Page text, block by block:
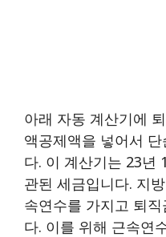
아래 자동 계산기에
액공제액을 넣어서
다. 이 계산기는 23년
관된 세금입니다. 지
속연수를 가지고 퇴
다. 이를 위해 근속연